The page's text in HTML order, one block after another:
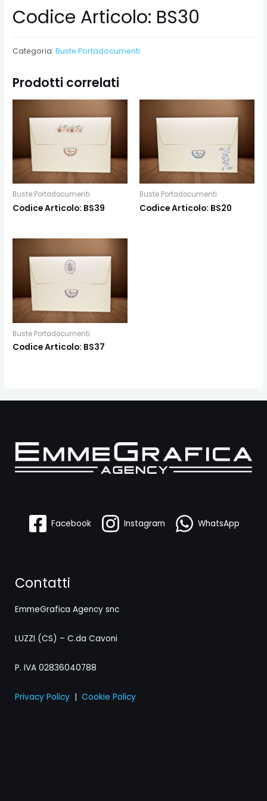
Codice Articolo: BS30
Categoria:Buste Portadocumenti
Prodotti correlati
Buste Portadocumenti
Codice Articolo: BS39
Buste Portadocumenti
Codice Articolo: BS20
Buste Portadocumenti
Codice Articolo: BS37
Facebook Instagram WhatsApp
Contatti
EmmeGrafica Agency snc
LUZZI (CS) – C.da Cavoni
P. IVA 02836040788
Privacy Policy | Cookie Policy